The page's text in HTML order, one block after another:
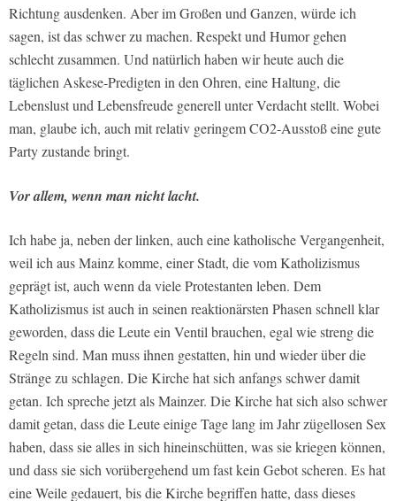
Richtung ausdenken. Aber im Großen und Ganzen, würde ich
sagen, ist das schwer zu machen. Respekt und Humor gehen
schlecht zusammen. Und natürlich haben wir heute auch die
täglichen Askese-Predigten in den Ohren, eine Haltung, die
Lebenslust und Lebensfreude generell unter Verdacht stellt. Wobei
man, glaube ich, auch mit relativ geringem CO2-Ausstoß eine gute
Party zustande bringt.
Vor allem, wenn man nicht lacht.
Ich habe ja, neben der linken, auch eine katholische Vergangenheit,
weil ich aus Mainz komme, einer Stadt, die vom Katholizismus
geprägt ist, auch wenn da viele Protestanten leben. Dem
Katholizismus ist auch in seinen reaktionärsten Phasen schnell klar
geworden, dass die Leute ein Ventil brauchen, egal wie streng die
Regeln sind. Man muss ihnen gestatten, hin und wieder über die
Stränge zu schlagen. Die Kirche hat sich anfangs schwer damit
getan. Ich spreche jetzt als Mainzer. Die Kirche hat sich also schwer
damit getan, dass die Leute einige Tage lang im Jahr zügellosen Sex
haben, dass sie alles in sich hineinschütten, was sie kriegen können,
und dass sie sich vorübergehend um fast kein Gebot scheren. Es hat
eine Weile gedauert, bis die Kirche begriffen hatte, dass dieses